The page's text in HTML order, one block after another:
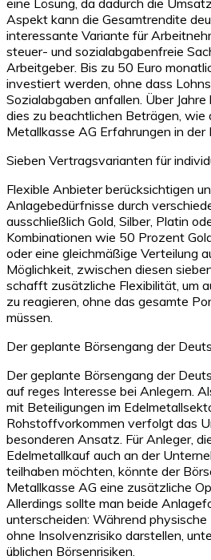
Aspekt kann die Gesamtrendite
interessante Variante für
steuer- und sozialabgabenfreie
Arbeitgeber. Bis zu 50 Euro
investiert werden, ohne dass
Sozialabgaben anfallen. Über
dies zu beachtlichen Beträgen, wie
Metallkasse AG Erfahrungen in der
Sieben Vertragsvarianten für
Flexible Anbieter berücksichtigen
Anlagebedürfnisse durch
ausschließlich Gold, Silber, Platin
Kombinationen wie 50 Prozent
oder eine gleichmäßige Verteilung
Möglichkeit, zwischen diesen
schafft zusätzliche Flexibilität, um
zu reagieren, ohne das gesamte
müssen.
Der geplante Börsengang der
Der geplante Börsengang der
auf reges Interesse bei Anlegern.
mit Beteiligungen im
Rohstoffvorkommen verfolgt das
besonderen Ansatz. Für Anleger,
Edelmetallkauf auch an der
teilhaben möchten, könnte der
Metallkasse AG eine zusätzliche
Allerdings sollte man beide
unterscheiden: Während
ohne Insolvenzrisiko darstellen,
üblichen Börsenrisiken.